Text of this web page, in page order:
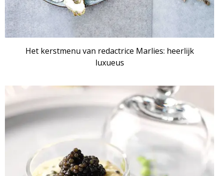
Het kerstmenu van redactrice Marlies: heerlijk
luxueus